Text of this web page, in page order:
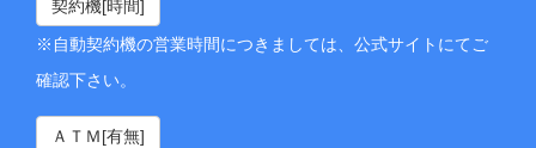
契約機[時間]
※自動契約機の営業時間につきましては、公式サイトにてご
確認下さい。
ＡＴＭ[有無]